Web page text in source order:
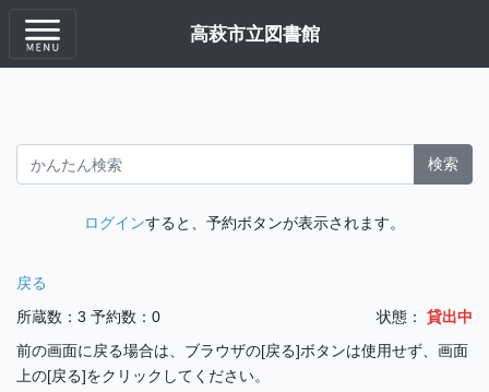
高萩市立図書館
検索
ログインすると、予約ボタンが表示されます。
戻る
所蔵数：3 予約数：0 状態：
貸出中
前の画面に戻る場合は、ブラウザの[戻る]ボタンは使用せず、画面
上の[戻る]をクリックしてください。